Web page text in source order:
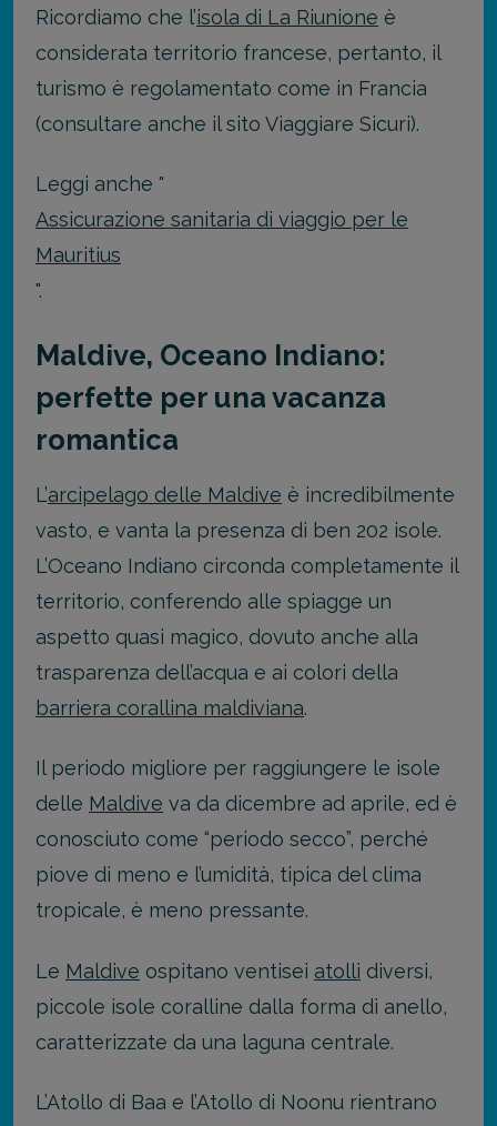
Ricordiamo che l’isola di La Riunione è
considerata territorio francese, pertanto, il
turismo è regolamentato come in Francia
(consultare anche il sito Viaggiare Sicuri).
Leggi anche "
Assicurazione sanitaria di viaggio per le
Mauritius
".
Maldive, Oceano Indiano:
perfette per una vacanza
romantica
L’arcipelago delle Maldive è incredibilmente
vasto, e vanta la presenza di ben 202 isole.
L’Oceano Indiano circonda completamente il
territorio, conferendo alle spiagge un
aspetto quasi magico, dovuto anche alla
trasparenza dell’acqua e ai colori della
barriera corallina maldiviana.
Il periodo migliore per raggiungere le isole
delle Maldive va da dicembre ad aprile, ed è
conosciuto come “periodo secco”, perché
piove di meno e l’umidità, tipica del clima
tropicale, è meno pressante.
Le Maldive ospitano ventisei atolli diversi,
piccole isole coralline dalla forma di anello,
caratterizzate da una laguna centrale.
L’Atollo di Baa e l’Atollo di Noonu rientrano